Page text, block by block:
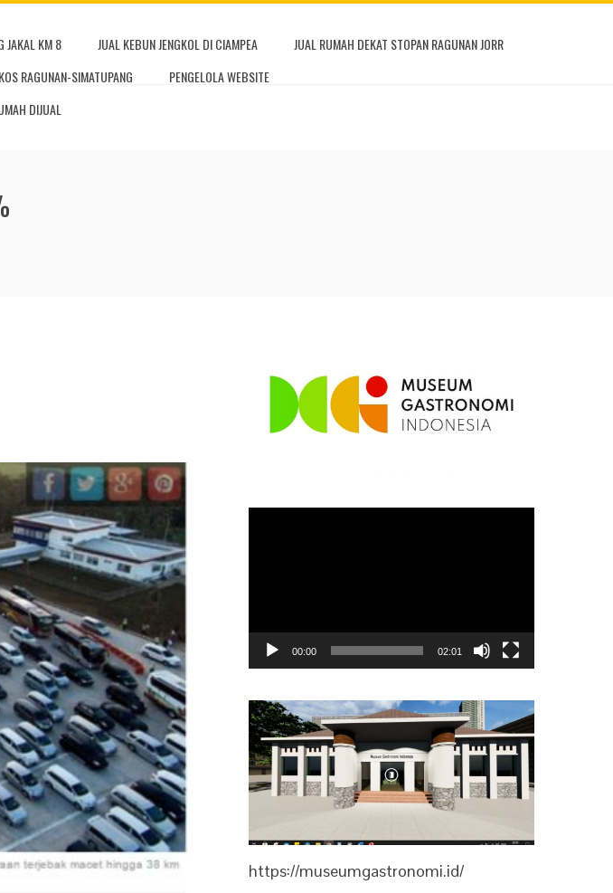
JAKAL KM 8 JUAL KEBUN JENGKOL DI CIAMPEA
JUAL RUMAH DEKAT STOPAN RAGUNAN JORR
KOS RAGUNAN-SIMATUPANG
PENGELOLA WEBSITE
DIJUAL
00:00 02:01
https://museumgastronomi.id/